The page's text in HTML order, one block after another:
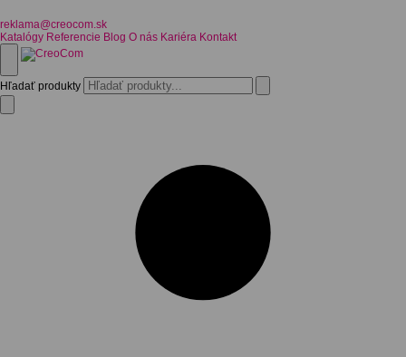
reklama@creocom.sk
Katalógy Referencie Blog O nás Kariéra Kontakt
Hľadať produkty